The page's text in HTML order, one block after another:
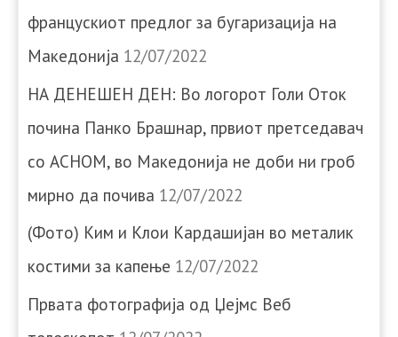
францускиот предлог за бугаризација на
Македонија 12/07/2022
НА ДЕНЕШЕН ДЕН: Во логорот Голи Оток
почина Панко Брашнар, првиот претседавач
со АСНОМ, во Македонија не доби ни гроб
мирно да почива 12/07/2022
(Фото) Ким и Клои Кардашијан во металик
костими за капење 12/07/2022
Првата фотографија од Џејмс Веб